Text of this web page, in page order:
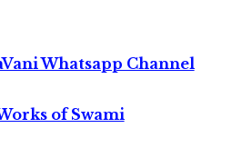
Whatsapp Channel
of Swami